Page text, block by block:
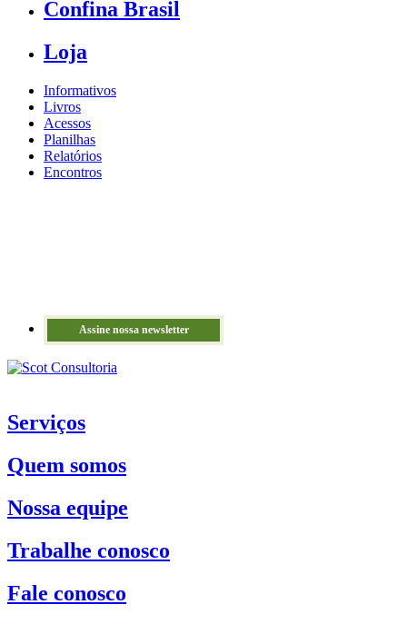
Confina Brasil
Loja
Informativos
Livros
Acessos
Planilhas
Relatórios
Encontros
Assine nossa newsletter
Serviços
Quem somos
Nossa equipe
Trabalhe conosco
Fale conosco